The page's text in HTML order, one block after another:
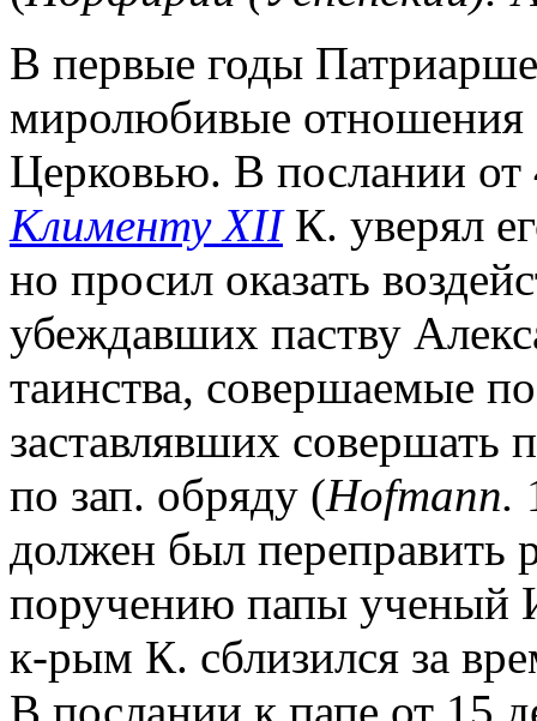
В первые годы
миролюбивые отношения
Церковью. В послании от
Клименту XIIК. уверял
но просил оказать
убеждавших паству
таинства, совершаемые
заставлявших совершать
по зап. обряду (Hofmann.
должен был переправить
поручению папы
к-рым К. сблизился за
В послании к папе от 15